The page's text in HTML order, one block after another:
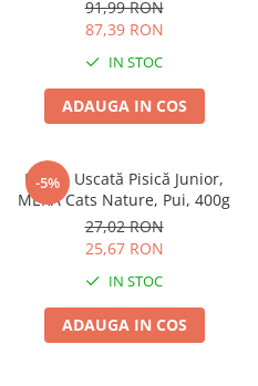
91,99 RON
87,39 RON
IN STOC
ADAUGA IN COS
-5%
Hrană Uscată Pisică Junior,
MERA Cats Nature, Pui, 400g
27,02 RON
25,67 RON
IN STOC
ADAUGA IN COS